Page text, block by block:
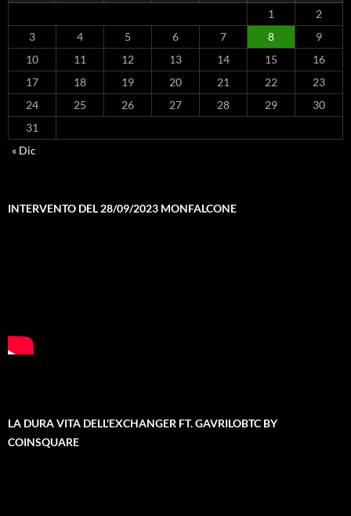
1
2
3
4 5 6 7 8
9
10
11 12 13 14 15
16
17
18 19 20 21 22
23
24
25 26 27 28 29
30
31
« Dic
INTERVENTO DEL 28/09/2023 MONFALCONE
LA DURA VITA DELL'EXCHANGER FT. GAVRILOBTC BY
COINSQUARE